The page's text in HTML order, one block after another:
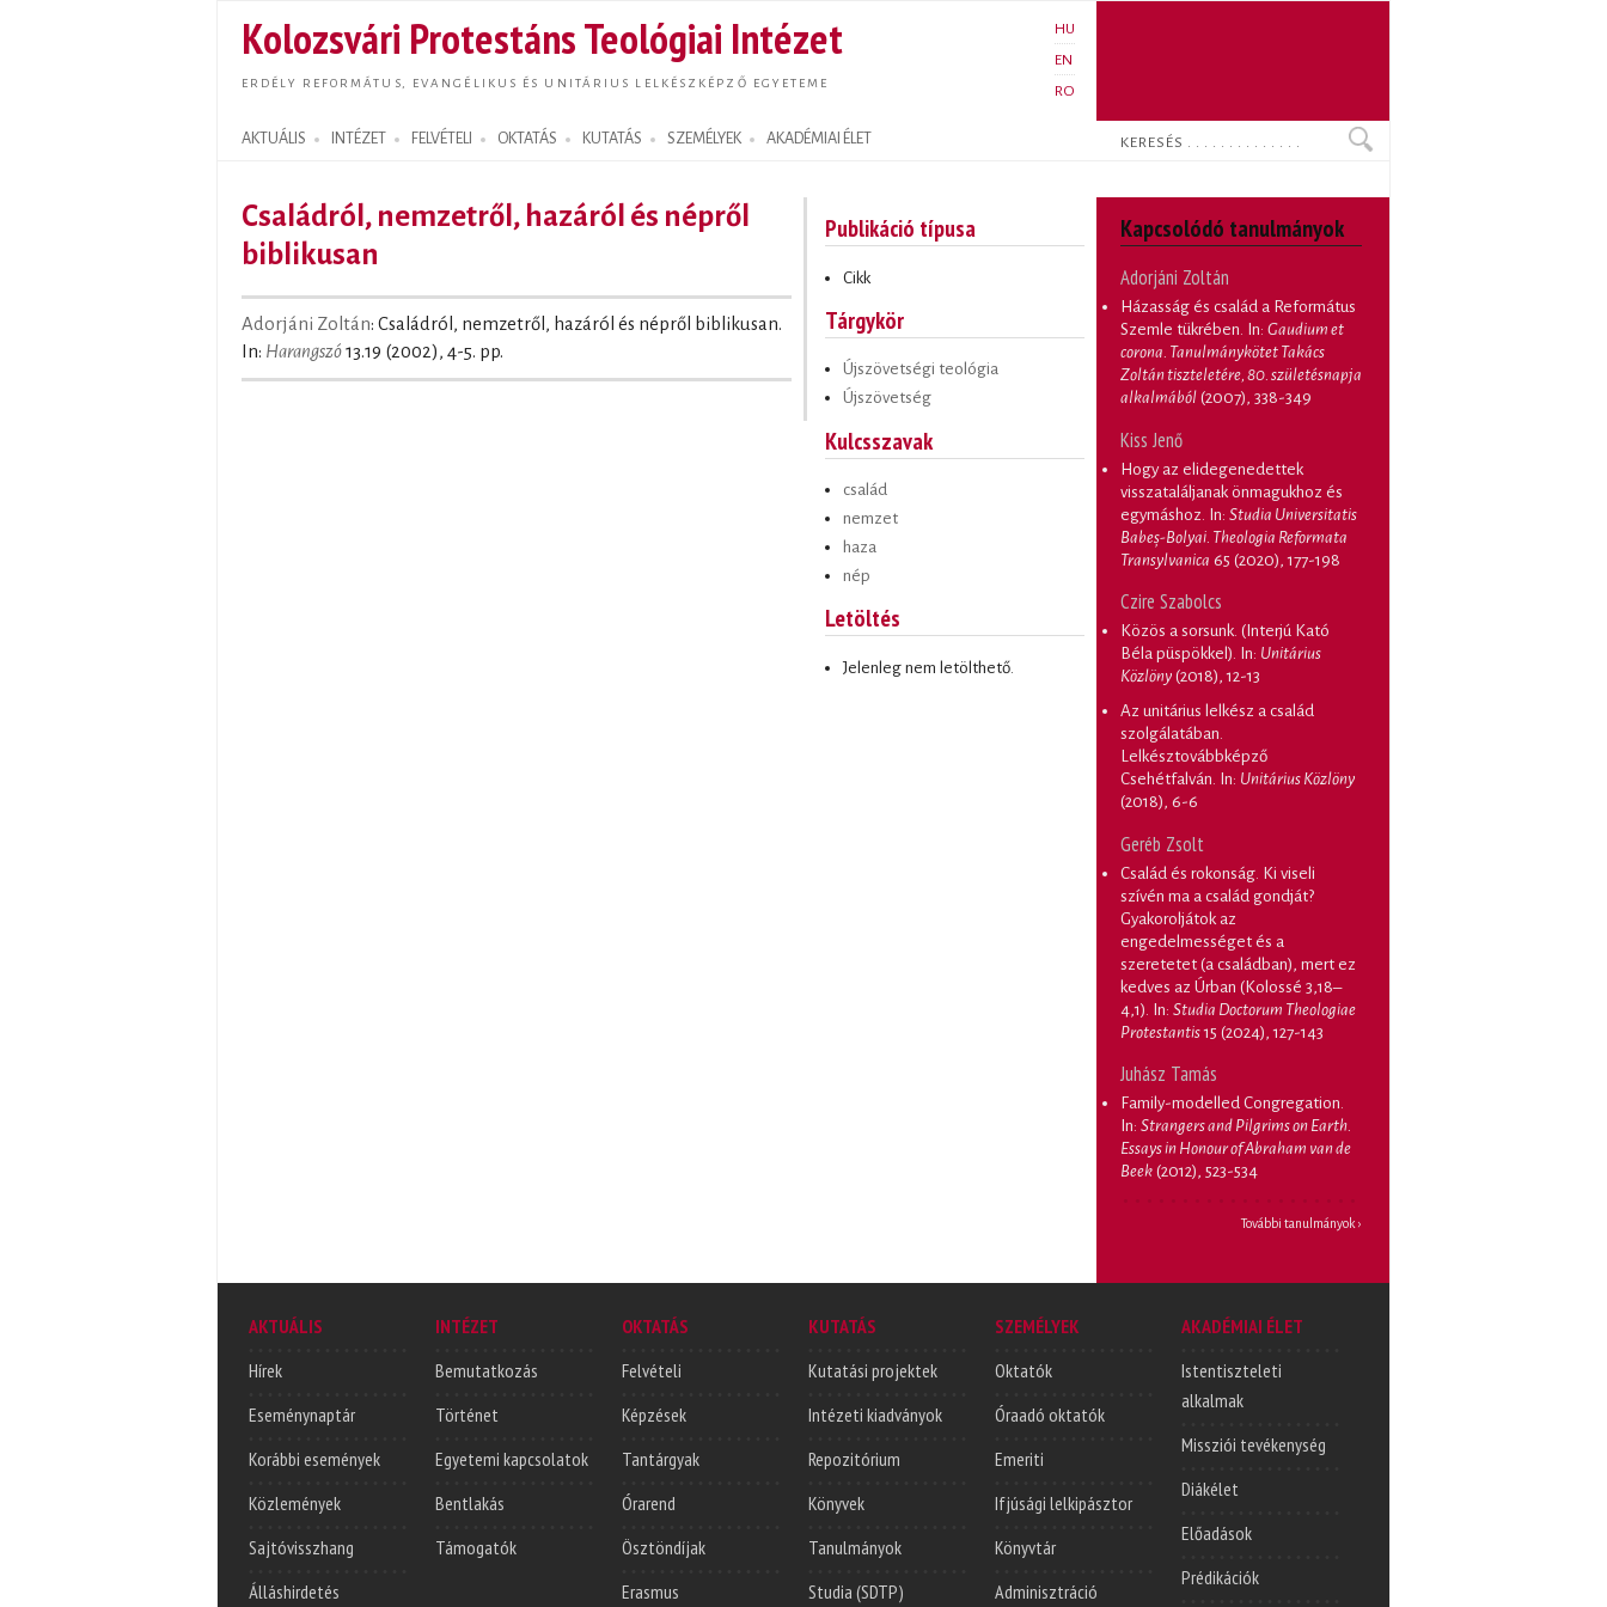
tartalomra
Kolozsvári Protestáns Teológiai Intézet
ERDÉLY REFORMÁTUS, EVANGÉLIKUS ÉS UNITÁRIUS LELKÉSZKÉPZŐ EGYETEME
HU
EN
RO
AKTUÁLIS INTÉZET FELVÉTELI OKTATÁS KUTATÁS SZEMÉLYEK AKADÉMIAI ÉLET
Search form
Keresés
Családról, nemzetről, hazáról és népről
biblikusan
Adorjáni Zoltán: Családról, nemzetről, hazáról és népről biblikusan.
In: Harangszó13.19 (2002), 4-5. pp.
Publikáció típusa
Cikk
Tárgykör
Újszövetségi teológia
Újszövetség
Kulcsszavak
család
nemzet
haza
nép
Letöltés
Jelenleg nem letölthető.
Kapcsolódó tanulmányok
Adorjáni Zoltán
Házasság és család a Református
Szemle tükrében . In: Gaudium et
corona. Tanulmánykötet Takács
Zoltán tiszteletére, 80. születésnapja
alkalmából (2007), 338-349
Kiss Jenő
Hogy az elidegenedettek
visszataláljanak önmagukhoz és
egymáshoz . In: Studia Universitatis
Babeș-Bolyai. Theologia Reformata
Transylvanica 65 (2020), 177-198
Czire Szabolcs
Közös a sorsunk. (Interjú Kató
Béla püspökkel). In: Unitárius
Közlöny (2018), 12-13
Az unitárius lelkész a család
szolgálatában.
Lelkésztovábbképző
Csehétfalván. In: Unitárius Közlöny
(2018), 6-6
Geréb Zsolt
Család és rokonság. Ki viseli
szívén ma a család gondját?
Gyakoroljátok az
engedelmességet és a
szeretetet (a családban), mert ez
kedves az Úrban (Kolossé 3,18–
4,1) . In: Studia Doctorum Theologiae
Protestantis15 (2024), 127-143
Juhász Tamás
Family-modelled Congregation.
In: Strangers and Pilgrims on Earth.
Essays in Honour of Abraham van de
Beek (2012), 523-534
További tanulmányok ›
AKTUÁLIS
Hírek
Eseménynaptár
Korábbi események
Közlemények
Sajtóvisszhang
Álláshirdetés
INTÉZET
Bemutatkozás
Történet
Egyetemi kapcsolatok
Bentlakás
Támogatók
OKTATÁS
Felvételi
Képzések
Tantárgyak
Órarend
Ösztöndíjak
Erasmus
KUTATÁS
Kutatási projektek
Intézeti kiadványok
Repozitórium
Könyvek
Tanulmányok
Studia (SDTP)
SZEMÉLYEK
Oktatók
Óraadó oktatók
Emeriti
Ifjúsági lelkipásztor
Könyvtár
Adminisztráció
AKADÉMIAI ÉLET
Istentiszteleti
alkalmak
Missziói tevékenység
Diákélet
Előadások
Prédikációk